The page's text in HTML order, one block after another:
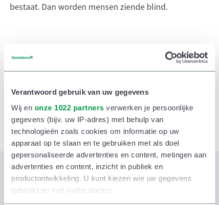
Verantwoord gebruik van uw gegevens
Wij en onze 1022 partners verwerken je persoonlijke
gegevens (bijv. uw IP-adres) met behulp van
technologieën zoals cookies om informatie op uw
apparaat op te slaan en te gebruiken met als doel
gepersonaliseerde advertenties en content, metingen aan
advertenties en content, inzicht in publiek en
productontwikkeling. U kunt kiezen wie uw gegevens
gebruikt en met welke doelen.
bestaat. Dan worden mensen ziende blind.
Welke huishoudelijke klusjes kunnen kinderen
5 tips om alles wat op de trap
ligt snel boven te krijgen*